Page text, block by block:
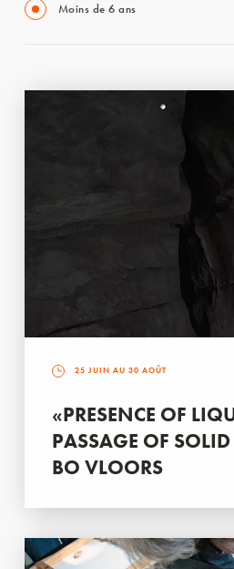
Moins de 6 ans
25 JUIN AU 30 AOÛT
«PRESENCE OF
PASSAGE OF SOLID
BO VLOORS